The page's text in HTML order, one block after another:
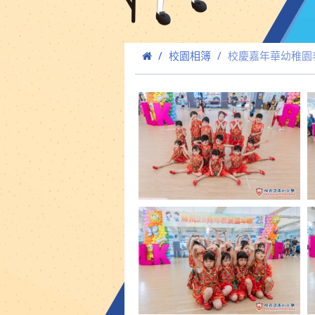
校園相簿 校慶嘉年華幼稚園